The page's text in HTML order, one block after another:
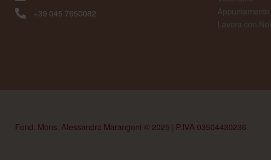
+39 045 7650082
Appuntamento
Lavora con Noi
Fond. Mons. Alessandro Marangoni © 2025 | P.IVA 03504430236